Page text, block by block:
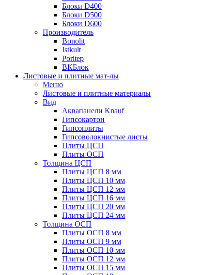
Блоки D400
Блоки D500
Блоки D600
Производитель
Bonolit
Istkult
Poritep
ВКБлок
Листовые и плитные мат-лы
Меню
Листовые и плитные материалы
Вид
Аквапанели Knauf
Гипсокартон
Гипсоплиты
Гипсоволокнистые листы
Плиты ЦСП
Плиты ОСП
Толщина ЦСП
Плиты ЦСП 8 мм
Плиты ЦСП 10 мм
Плиты ЦСП 12 мм
Плиты ЦСП 16 мм
Плиты ЦСП 20 мм
Плиты ЦСП 24 мм
Толщина ОСП
Плиты ОСП 8 мм
Плиты ОСП 9 мм
Плиты ОСП 10 мм
Плиты ОСП 12 мм
Плиты ОСП 15 мм